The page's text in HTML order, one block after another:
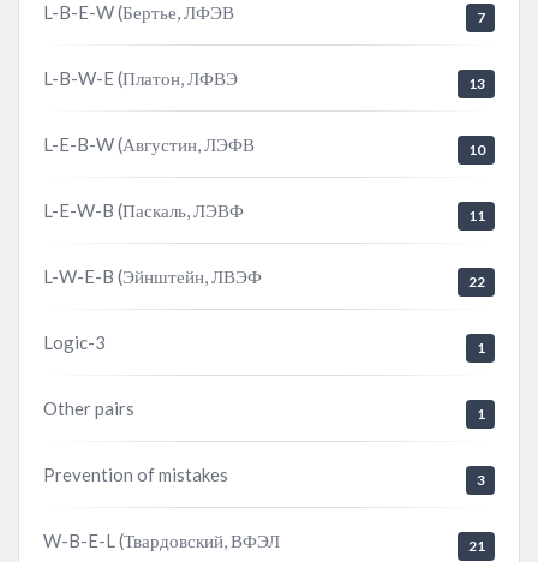
L-B-E-W (Бертье, ЛФЭВ 7
L-B-W-E (Платон, ЛФВЭ 13
L-E-B-W (Августин, ЛЭФВ 10
L-E-W-B (Паскаль, ЛЭВФ 11
L-W-E-B (Эйнштейн, ЛВЭФ 22
Logic-3 1
Other pairs 1
Prevention of mistakes 3
W-B-E-L (Твардовский, ВФЭЛ 21